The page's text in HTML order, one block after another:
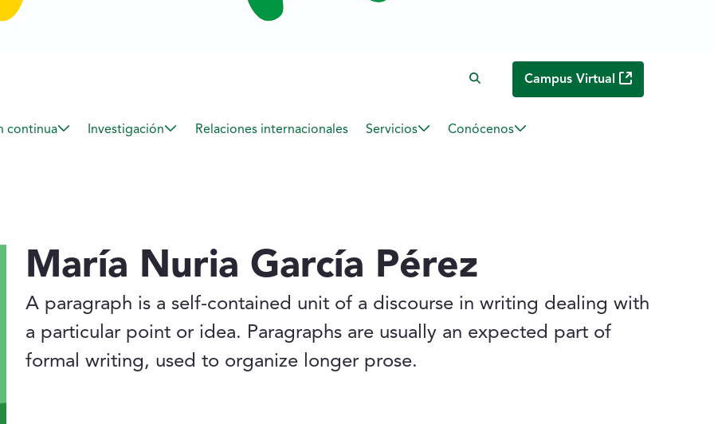
Campus Virtual
continua Investigación Relaciones internacionales Servicios Conócenos
María Nuria García Pérez
A paragraph is a self-contained unit of a discourse in writing dealing with
a particular point or idea. Paragraphs are usually an expected part of
formal writing, used to organize longer prose.